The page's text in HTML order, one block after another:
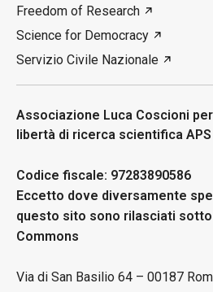
Freedom of Research
Science for Democracy
Servizio Civile Nazionale
Associazione Luca Coscioni
libertà di ricerca scientifica APS
Codice fiscale: 97283890586
Eccetto dove diversamente
questo sito sono rilasciati
Commons
Via di San Basilio 64 – 00187